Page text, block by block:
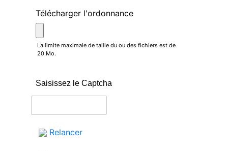
Télécharger l'ordonnance
La limite maximale de taille du ou des fichiers est de
20 Mo.
Saisissez le Captcha
Relancer